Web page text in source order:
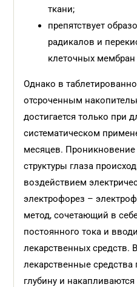
ткани;
препятствует
радикалов и
клеточных мембран
Однако в
отсроченным
достигается только при
систематическом
месяцев. Проникновение
структуры глаза
воздействием
электрофорез –
метод, сочетающий в
постоянного тока и
лекарственных средств.
лекарственные
глубину и